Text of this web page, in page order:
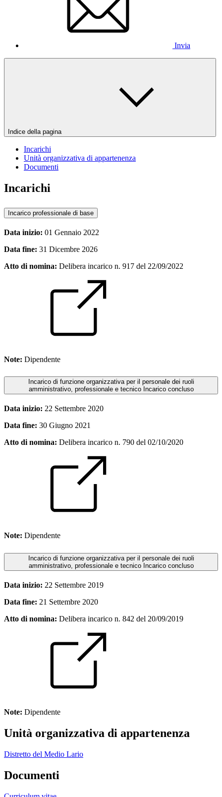
Invia
Indice della pagina
Incarichi
Unità organizzativa di appartenenza
Documenti
Incarichi
Incarico professionale di base
Data inizio: 01 Gennaio 2022
Data fine: 31 Dicembre 2026
Atto di nomina: Delibera incarico n. 917 del 22/09/2022
Note: Dipendente
Incarico di funzione organizzativa per il personale dei ruoli
amministrativo, professionale e tecnico Incarico concluso
Data inizio: 22 Settembre 2020
Data fine: 30 Giugno 2021
Atto di nomina: Delibera incarico n. 790 del 02/10/2020
Note: Dipendente
Incarico di funzione organizzativa per il personale dei ruoli
amministrativo, professionale e tecnico Incarico concluso
Data inizio: 22 Settembre 2019
Data fine: 21 Settembre 2020
Atto di nomina: Delibera incarico n. 842 del 20/09/2019
Note: Dipendente
Unità organizzativa di appartenenza
Distretto del Medio Lario
Documenti